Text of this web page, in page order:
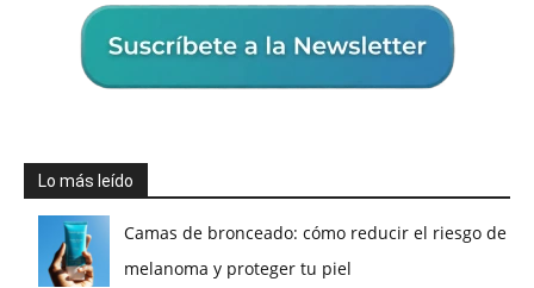
Lo más leído
Camas de bronceado: cómo reducir el riesgo de
melanoma y proteger tu piel